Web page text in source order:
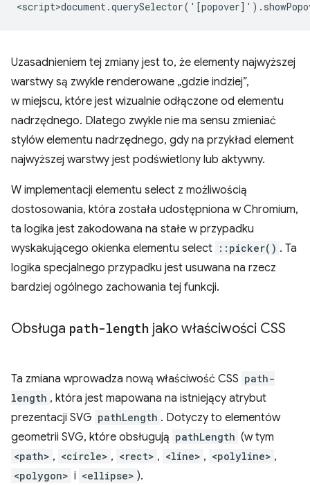
Uzasadnieniem tej zmiany jest to, że elementy najwyższej
warstwy są zwykle renderowane „gdzie indziej”,
w miejscu, które jest wizualnie odłączone od elementu
nadrzędnego. Dlatego zwykle nie ma sensu zmieniać
stylów elementu nadrzędnego, gdy na przykład element
najwyższej warstwy jest podświetlony lub aktywny.
W implementacji elementu select z możliwością
dostosowania, która została udostępniona w Chromium,
ta logika jest zakodowana na stałe w przypadku
wyskakującego okienka elementu select ::picker() . Ta
logika specjalnego przypadku jest usuwana na rzecz
bardziej ogólnego zachowania tej funkcji.
Obsługa path-length jako właściwości CSS
Ta zmiana wprowadza nową właściwość CSS path-
length , która jest mapowana na istniejący atrybut
prezentacji SVG pathLength . Dotyczy to elementów
geometrii SVG, które obsługują pathLength (w tym
<path> , <circle> , <rect> , <line> , <polyline> ,
<polygon> i <ellipse> ).